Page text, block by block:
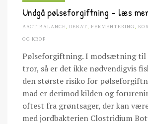
Undgå pølseforgiftning – læs
BACTIBALANCE, DEBAT, FERMENTERING,
OG KROP
Pølseforgiftning. I modsætning til
tror, så er det ikke nødvendigvis
den største risiko for
mad er derimod kilden og
oftest fra grøntsager, der kan
med jordbakterien Clostridium